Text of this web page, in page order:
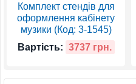
Комплект стендів для
оформлення кабінету
музики (Код: 3-1545)
Вартість: 3737 грн.